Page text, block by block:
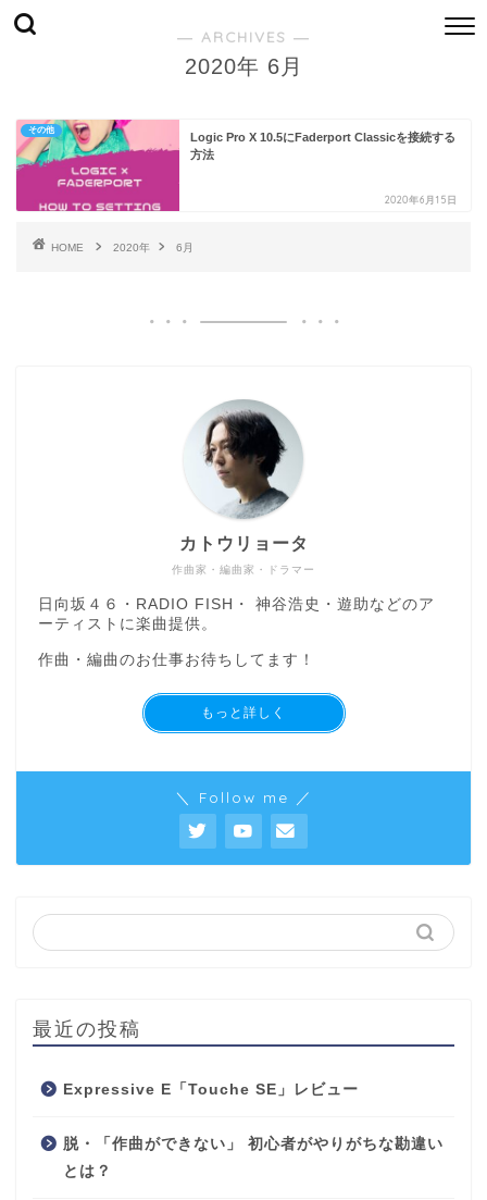
― ARCHIVES ―
2020年 6月
その他
Logic Pro X 10.5にFaderport Classicを接続する
方法
2020年6月15日
HOME 2020年 6月
作曲家・編曲家・ドラマー
カトウリョータ
日向坂４６・RADIO FISH・ 神谷浩史・遊助などのア
ーティストに楽曲提供。
作曲・編曲のお仕事お待ちしてます！
もっと詳しく
＼ Follow me ／
最近の投稿
Expressive E「Touche SE」レビュー
脱・「作曲ができない」 初心者がやりがちな勘違い
とは？